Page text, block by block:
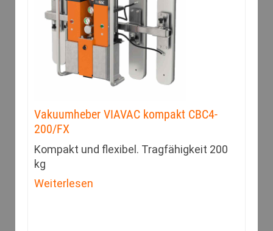
Vakuumheber VIAVAC kompakt CBC4-
200/FX
Kompakt und flexibel. Tragfähigkeit 200
kg
Weiterlesen